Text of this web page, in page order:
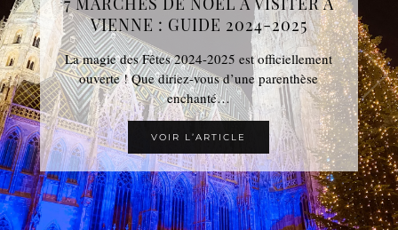
VIENNE : GUIDE 2024-2025
La magie des Fêtes 2024-2025 est officiellement
ouverte ! Que diriez-vous d’une parenthèse
enchanté…
VOIR L’ARTICLE